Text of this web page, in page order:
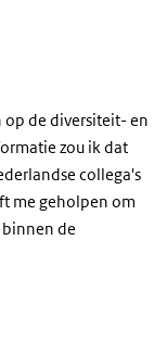
op de diversiteit- en
zou ik dat
collega's
me geholpen om
de